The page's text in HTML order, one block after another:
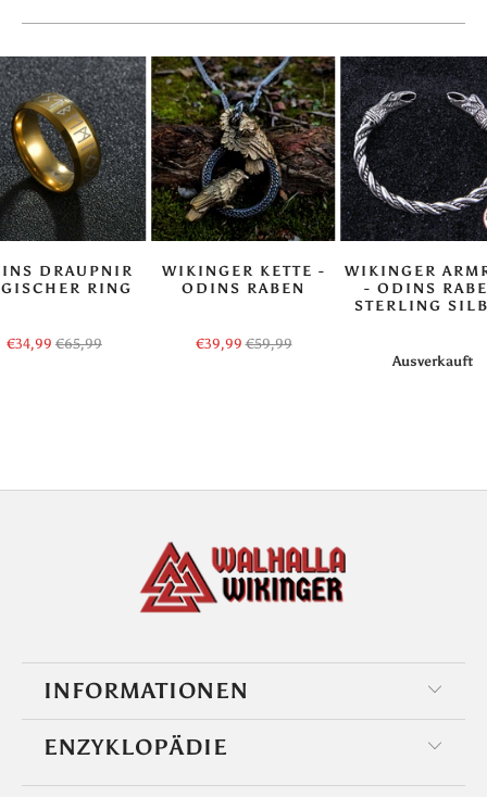
DRAUPNIR
RING
€34,99 €65,99
WIKINGER KETTE -
ODINS RABEN
€39,99 €59,99
WIKINGER
- ODINS
STERLING
Ausverkauft
INFORMATIONEN
ENZYKLOPÄDIE